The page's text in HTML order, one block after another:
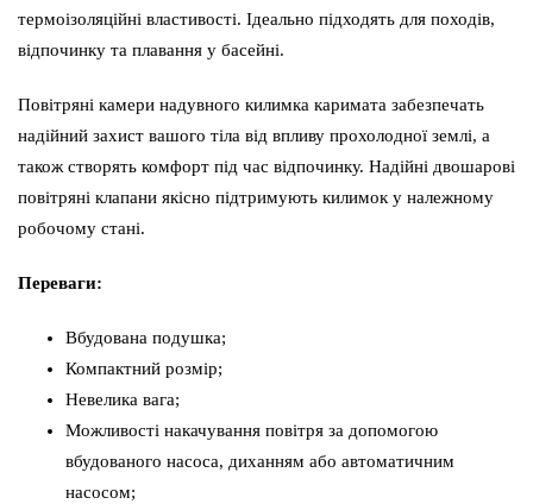
термоізоляційні властивості. Ідеально підходять для походів,
відпочинку та плавання у басейні.
Повітряні камери надувного килимка каримата забезпечать
надійний захист вашого тіла від впливу прохолодної землі, а
також створять комфорт під час відпочинку. Надійні двошарові
повітряні клапани якісно підтримують килимок у належному
робочому стані.
Переваги:
Вбудована подушка;
Компактний розмір;
Невелика вага;
Можливості накачування повітря за допомогою
вбудованого насоса, диханням або автоматичним
насосом;